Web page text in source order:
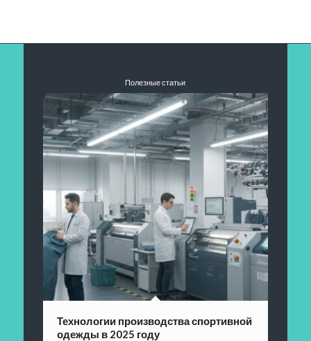
Полезные статьи
Технологии производства спортивной
одежды в 2025 году